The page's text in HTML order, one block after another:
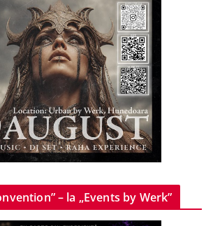
– la „Events by Werk”